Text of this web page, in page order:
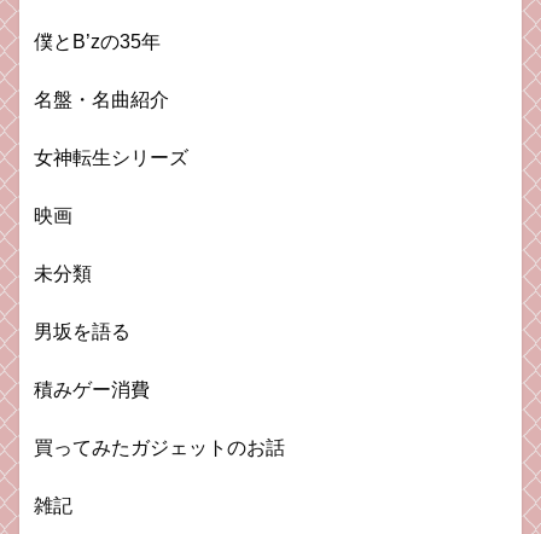
僕とB’zの35年
名盤・名曲紹介
女神転生シリーズ
映画
未分類
男坂を語る
積みゲー消費
買ってみたガジェットのお話
雑記